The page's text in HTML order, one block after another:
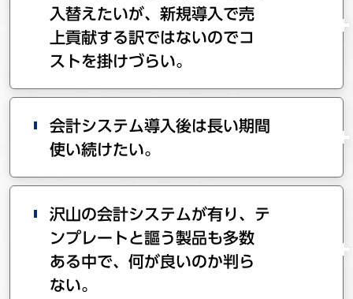
入替えたいが、新規導入で売
上貢献する訳ではないのでコ
ストを掛けづらい。
会計システム導入後は長い期間
使い続けたい。
沢山の会計システムが有り、テ
ンプレートと謳う製品も多数
ある中で、何が良いのか判ら
ない。